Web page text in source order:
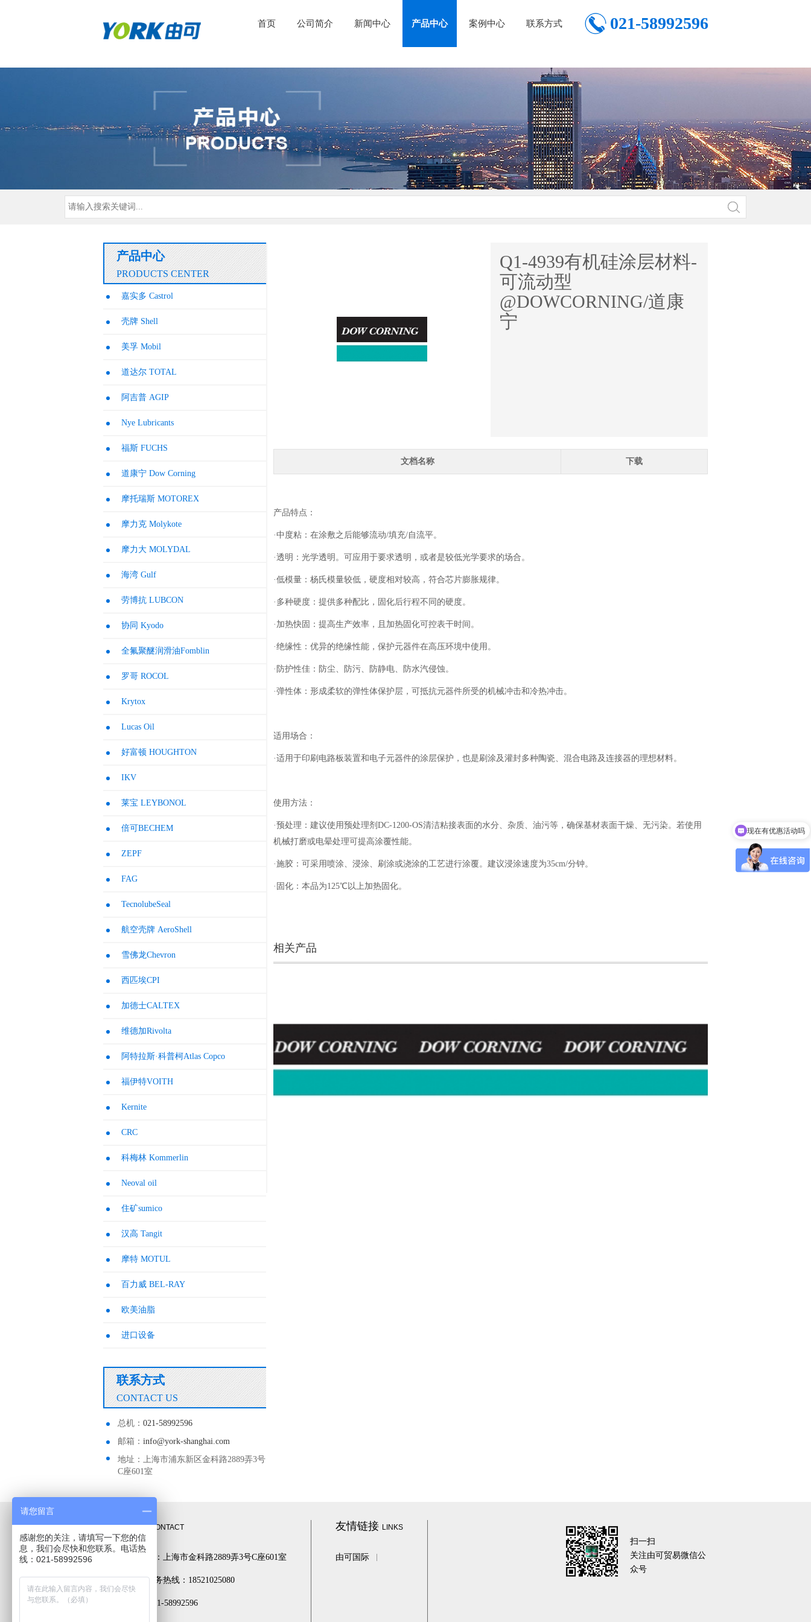
首页 公司简介 新闻中心 产品中心 案例中心 联系方式 021-58992596
产品中心
PRODUCTS CENTER
嘉实多 Castrol
壳牌 Shell
美孚 Mobil
道达尔 TOTAL
阿吉普 AGIP
Nye Lubricants
福斯 FUCHS
道康宁 Dow Corning
摩托瑞斯 MOTOREX
摩力克 Molykote
摩力大 MOLYDAL
海湾 Gulf
劳博抗 LUBCON
协同 Kyodo
全氟聚醚润滑油Fomblin
罗哥 ROCOL
Krytox
Lucas Oil
好富顿 HOUGHTON
IKV
莱宝 LEYBONOL
倍可BECHEM
ZEPF
FAG
TecnolubeSeal
航空壳牌 AeroShell
雪佛龙Chevron
西匹埃CPI
加德士CALTEX
维德加Rivolta
阿特拉斯·科普柯Atlas Copco
福伊特VOITH
Kernite
CRC
科梅林 Kommerlin
Neoval oil
住矿sumico
汉高 Tangit
摩特 MOTUL
百力威 BEL-RAY
欧美油脂
进口设备
联系方式
CONTACT US
总机： 021-58992596
邮箱： info@york-shanghai.com
地址：上海市浦东新区金科路2889弄3号
C座601室
Q1-4939有机硅涂层材料-
可流动型
@DOWCORNING/道康
宁
文档名称 下载
产品特点：
·中度粘：在涂敷之后能够流动/填充/自流平。
·透明：光学透明。可应用于要求透明，或者是较低光学要求的场合。
·低模量：杨氏模量较低，硬度相对较高，符合芯片膨胀规律。
·多种硬度：提供多种配比，固化后行程不同的硬度。
·加热快固：提高生产效率，且加热固化可控表干时间。
·绝缘性：优异的绝缘性能，保护元器件在高压环境中使用。
·防护性佳：防尘、防污、防静电、防水汽侵蚀。
·弹性体：形成柔软的弹性体保护层，可抵抗元器件所受的机械冲击和冷热冲击。
适用场合：
·适用于印刷电路板装置和电子元器件的涂层保护，也是刷涂及灌封多种陶瓷、混合电路及连接器的理想材料。
使用方法：
·预处理：建议使用预处理剂DC-1200-OS清洁粘接表面的水分、杂质、油污等，确保基材表面干燥、无污染。若使用
机械打磨或电晕处理可提高涂覆性能。
·施胶：可采用喷涂、浸涂、刷涂或浇涂的工艺进行涂覆。建议浸涂速度为35cm/分钟。
·固化：本品为125℃以上加热固化。
相关产品
联系方式CONTACT
公司地址：上海市金科路2889弄3号C座601室
24小时服务热线：18521025080
电话： 021-58992596
友情链接 LINKS
由可国际
扫一扫
关注由可贸易微信公
众号
现在有优惠活动吗
请您留言
感谢您的关注，请填写一下您的信
息，我们会尽快和您联系。电话热
线：021-58992596